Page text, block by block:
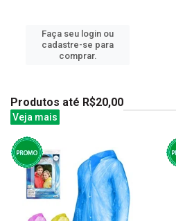
Faça seu login ou
cadastre-se para
comprar.
Produtos até R$20,00
Veja mais